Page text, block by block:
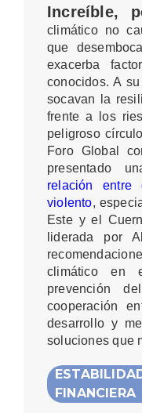
Increíble,
climático no
que
exacerba
conocidos. A
socavan la
frente a los
peligroso
Foro Global
presentado
relación
violento,
Este y el
liderada por
climático en
prevención
cooperación
desarrollo y
soluciones que
FINANCIERA